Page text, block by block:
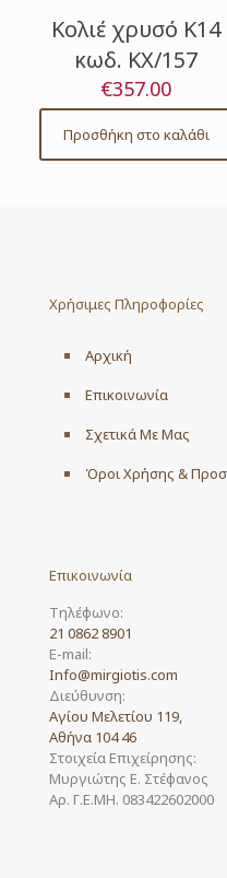
Κολιέ χρυσό Κ14
κωδ. ΚΧ/157
€357.00
Προσθήκη στο καλάθι
Χρήσιμες Πληροφορίες
Αρχική
Επικοινωνία
Σχετικά Με Μας
Όροι Χρήσης &
Επικοινωνία
Τηλέφωνο:
21 0862 8901
E-mail:
Info@mirgiotis.com
Διεύθυνση:
Αγίου Μελετίου 119,
Αθήνα 104 46
Στοιχεία Επιχείρησης:
Μυργιώτης Ε. Στέφανος
Αρ. Γ.Ε.ΜΗ. 083422602000